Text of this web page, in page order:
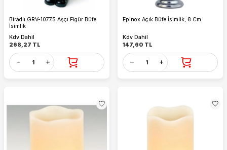
Biradlı GRV-10775 Aşçı Figür Büfe
İsimlik
Kdv Dahil
268,27 TL
Epinox Açık Büfe İsimlik, 8 Cm
Kdv Dahil
147,60 TL